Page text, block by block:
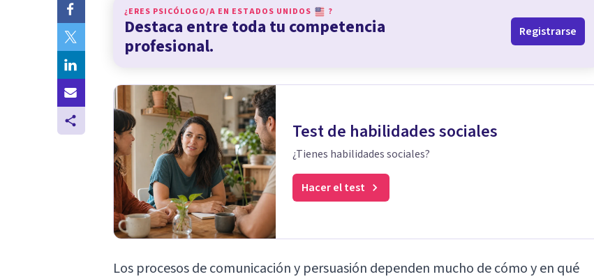
¿ERES PSICÓLOGO/A EN ESTADOS UNIDOS ?
Destaca entre toda tu competencia
profesional.
Registrarse
Test de habilidades sociales
¿Tienes habilidades sociales?
Hacer el test
Los procesos de comunicación y persuasión dependen mucho de cómo y en qué